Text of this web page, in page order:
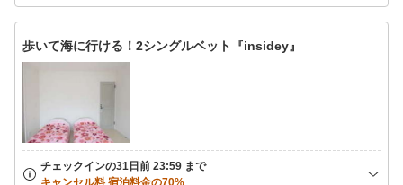
歩いて海に行ける！2シングルベット『insidey』